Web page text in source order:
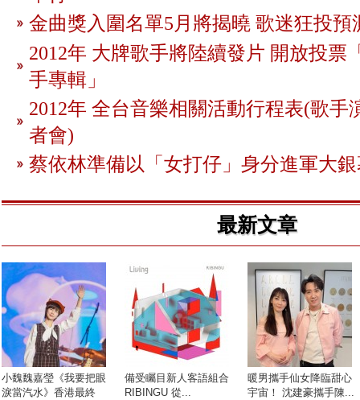
金曲獎入圍名單5月將揭曉 歌迷狂投預
2012年 大牌歌手將陸續發片 開放投票
手專輯」
2012年 全台音樂相關活動行程表(歌手
者會)
蔡依林準備以「女打仔」身分進軍大
最新文章
小魏魏嘉瑩《我要把眼
淚當汽水》香港最終
備受矚目新人客語組合
RIBINGU 從...
暖男攜手仙女降臨甜心
宇宙！ 沈建豪攜手陳...